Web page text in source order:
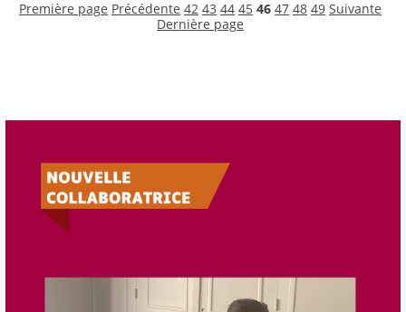
Première page Précédente 42 43 44 45 46 47 48 49 Suivante
Dernière page